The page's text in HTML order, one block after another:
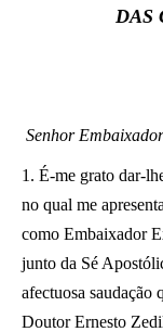
DAS
Senhor Embaixador
1. É-me grato dar-
no qual me
como Embaixador
junto da Sé
afectuosa saudação
Doutor Ernesto